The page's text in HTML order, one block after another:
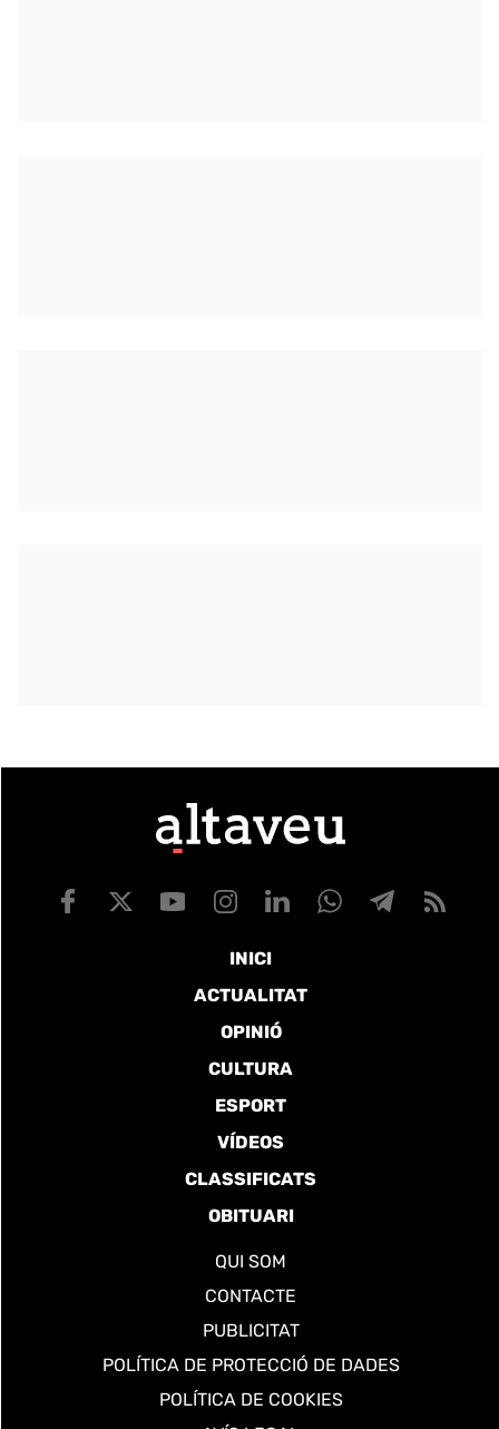
INICI
ACTUALITAT
OPINIÓ
CULTURA
ESPORT
VÍDEOS
CLASSIFICATS
OBITUARI
QUI SOM
CONTACTE
PUBLICITAT
POLÍTICA DE PROTECCIÓ DE DADES
POLÍTICA DE COOKIES